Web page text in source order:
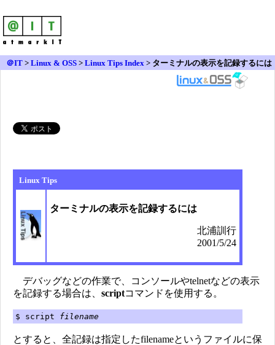
＠IT > Linux & OSS > Linux Tips Index > ターミナルの表示を記録するには
Linux Tips
ターミナルの表示を記録するには
北浦訓行
2001/5/24
デバッグなどの作業で、コンソールやtelnetなどの表示
を記録する場合は、 scriptコマンドを使用する。
$ script filename
とすると、全記録は指定したfilenameというファイルに保